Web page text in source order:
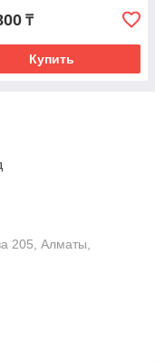
₸
Купить
205, Алматы,